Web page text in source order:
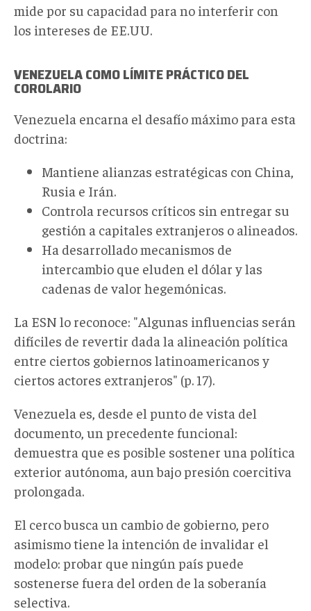
mide por su capacidad para no interferir con
los intereses de EE.UU.
VENEZUELA COMO LÍMITE PRÁCTICO DEL
COROLARIO
Venezuela encarna el desafío máximo para esta
doctrina:
Mantiene alianzas estratégicas con China,
Rusia e Irán.
Controla recursos críticos sin entregar su
gestión a capitales extranjeros o alineados.
Ha desarrollado mecanismos de
intercambio que eluden el dólar y las
cadenas de valor hegemónicas.
La ESN lo reconoce: "Algunas influencias serán
difíciles de revertir dada la alineación política
entre ciertos gobiernos latinoamericanos y
ciertos actores extranjeros" (p. 17).
Venezuela es, desde el punto de vista del
documento, un precedente funcional:
demuestra que es posible sostener una política
exterior autónoma, aun bajo presión coercitiva
prolongada.
El cerco busca un cambio de gobierno, pero
asimismo tiene la intención de invalidar el
modelo: probar que ningún país puede
sostenerse fuera del orden de la soberanía
selectiva.